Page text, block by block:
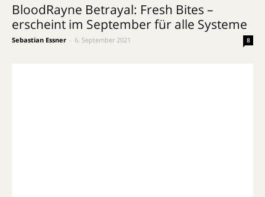
BloodRayne Betrayal: Fresh Bites –
erscheint im September für alle Systeme
Sebastian Essner 6. September 2021 8